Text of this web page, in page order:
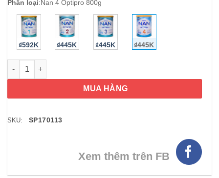
Phân loại:Nan 4 Optipro 800g
₫592K ₫445K ₫445K ₫445K
Sữa bột Nestlé NAN số 4 Optipro trên 18 tháng 800g số lượng
MUA HÀNG
SKU: SP170113
Xem thêm trên FB